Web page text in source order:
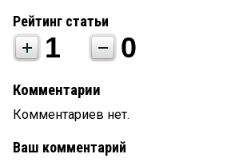
Рейтинг статьи
1 0
Комментарии
Комментариев нет.
Ваш комментарий